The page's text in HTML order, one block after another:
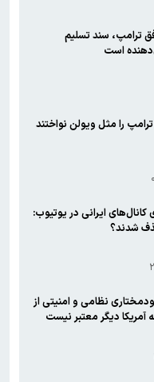
ترامپ، سند تسلیم
است
ترامپ را مثل ویولن نواختند
ایرانی در یوتیوب:
شدند؟
نظامی و امنیتی از
آمریکا دیگر معتبر نیست